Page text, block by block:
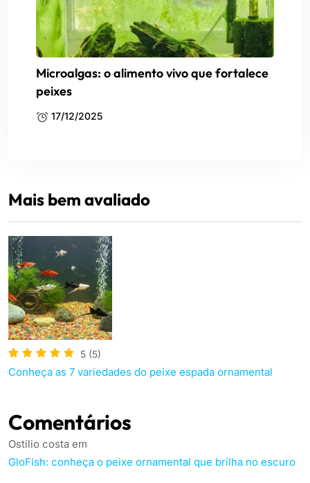
Microalgas: o alimento vivo que fortalece
peixes
17/12/2025
Mais bem avaliado
5 (5)
Conheça as 7 variedades do peixe espada ornamental
Comentários
Ostilio costa em
GloFish: conheça o peixe ornamental que brilha no escuro